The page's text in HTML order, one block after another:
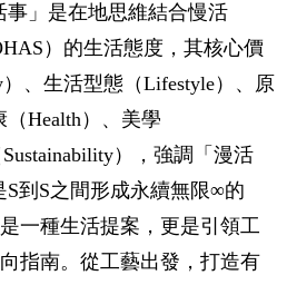
事」是在地思維結合慢活
）的生活態度，其核心價
、生活型態（Lifestyle）、原
Health）、美學
Sustainability），強調「漫活
S到S之間形成永續無限∞的
一種生活提案，更是引領工
指南。從工藝出發，打造有